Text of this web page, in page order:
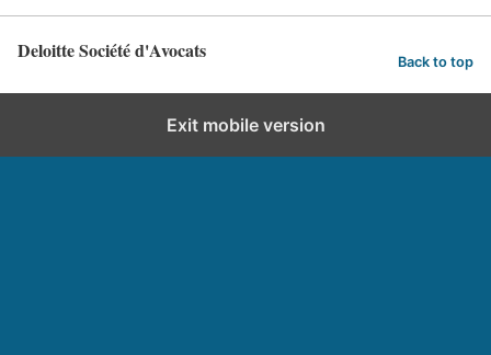
Deloitte Société d'Avocats Back to top
Exit mobile version